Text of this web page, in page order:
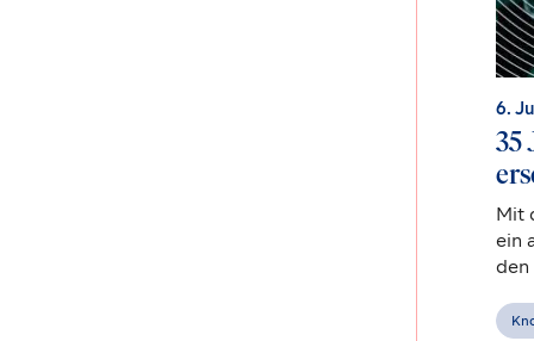
6.
35
Mit
ein
den